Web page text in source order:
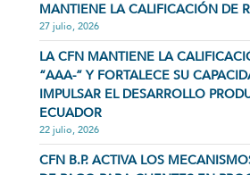
MANTIENE LA CALIFICACIÓN DE
27 julio, 2026
LA CFN MANTIENE LA
“AAA-” Y FORTALECE SU
IMPULSAR EL DESARROLLO
ECUADOR
22 julio, 2026
CFN B.P. ACTIVA LOS